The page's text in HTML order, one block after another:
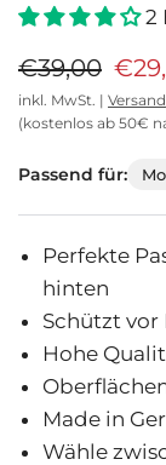
2
€39,00
inkl. MwSt. | Versand
(kostenlos ab 50€
Passend für:
Perfekte
hinten
Schützt vor
Hohe
Made in
Wähle